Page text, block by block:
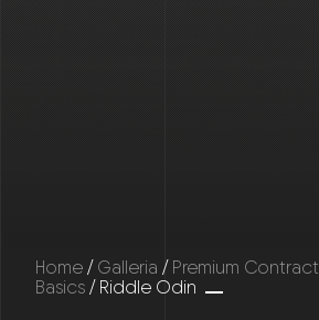
Home/Galleria /Premium Contract
Basics/ Riddle Odin